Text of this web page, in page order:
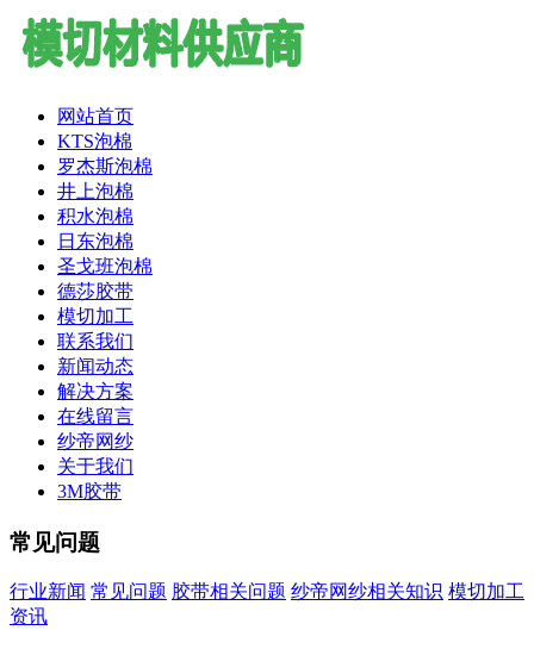
网站首页
KTS泡棉
罗杰斯泡棉
井上泡棉
积水泡棉
日东泡棉
圣戈班泡棉
德莎胶带
模切加工
联系我们
新闻动态
解决方案
在线留言
纱帝网纱
关于我们
3M胶带
常见问题
行业新闻 常见问题 胶带相关问题 纱帝网纱相关知识 模切加工
资讯